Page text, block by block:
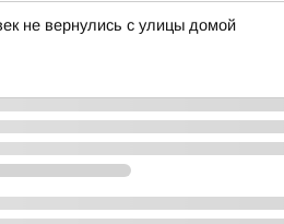
не вернулись с улицы домой